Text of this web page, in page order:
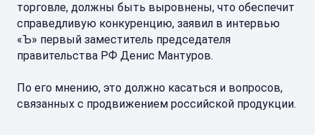
торговле, должны быть выровнены, что обеспечит
справедливую конкуренцию, заявил в интервью
«Ъ» первый заместитель председателя
правительства РФ Денис Мантуров.
По его мнению, это должно касаться и вопросов,
связанных с продвижением российской продукции.